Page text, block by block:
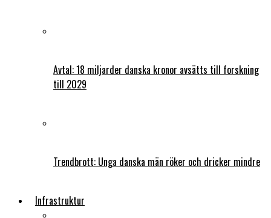
Avtal: 18 miljarder danska kronor avsätts till forskning
till 2029
Trendbrott: Unga danska män röker och dricker mindre
Infrastruktur